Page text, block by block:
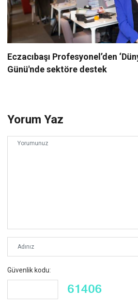
Eczacıbaşı Profesyonel’den
Günü'nde sektöre destek
Yorum Yaz
Güvenlik kodu: